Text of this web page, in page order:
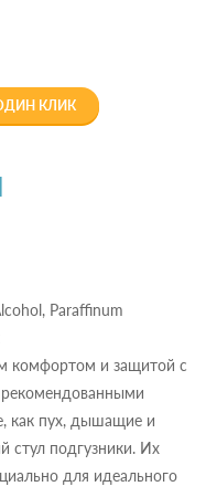
КЛИК
Paraffinum
комфортом и защитой с
рекомендованными
как пух, дышащие и
стул подгузники. Их
для идеального